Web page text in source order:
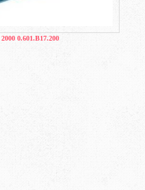
0.601.B17.200